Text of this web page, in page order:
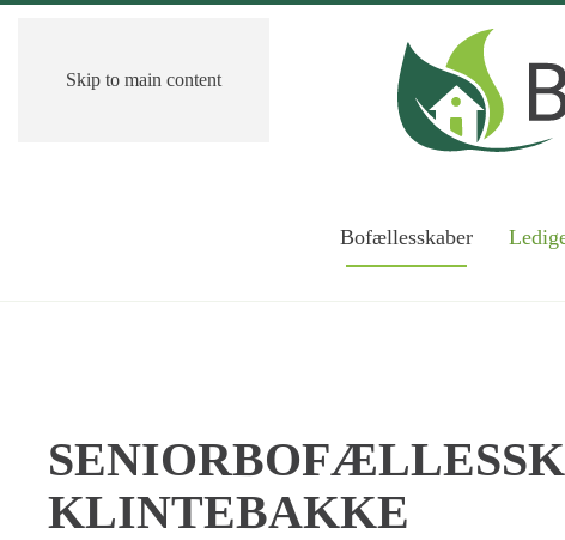
Skip to main content
Bofællesskaber
KLINTEBAKKE